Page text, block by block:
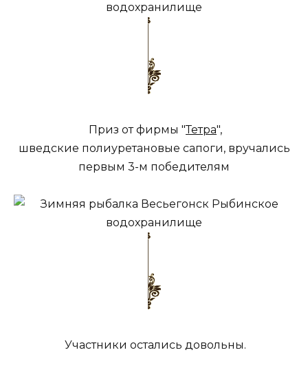
Приз от фирмы "Тетра",
шведские полиуретановые сапоги, вручались
первым 3-м победителям
Участники остались довольны.